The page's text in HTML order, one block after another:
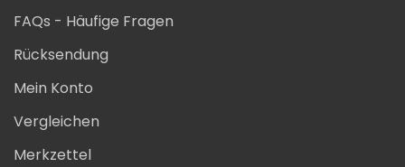
FAQs - Häufige Fragen
Rücksendung
Mein Konto
Vergleichen
Merkzettel